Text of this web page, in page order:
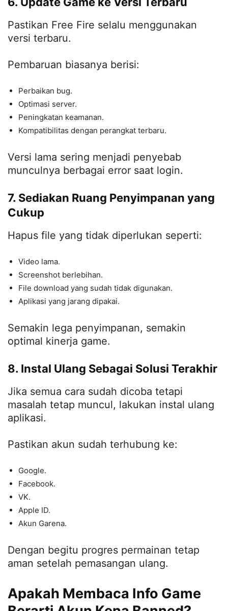
Pastikan Free Fire selalu menggunakan
versi terbaru.
Pembaruan biasanya berisi:
Perbaikan bug.
Optimasi server.
Peningkatan keamanan.
Kompatibilitas dengan perangkat terbaru.
Versi lama sering menjadi penyebab
munculnya berbagai error saat login.
7. Sediakan Ruang Penyimpanan yang
Cukup
Hapus file yang tidak diperlukan seperti:
Video lama.
Screenshot berlebihan.
File download yang sudah tidak digunakan.
Aplikasi yang jarang dipakai.
Semakin lega penyimpanan, semakin
optimal kinerja game.
8. Instal Ulang Sebagai Solusi Terakhir
Jika semua cara sudah dicoba tetapi
masalah tetap muncul, lakukan instal ulang
aplikasi.
Pastikan akun sudah terhubung ke:
Google.
Facebook.
VK.
Apple ID.
Akun Garena.
Dengan begitu progres permainan tetap
aman setelah pemasangan ulang.
Apakah Membaca Info Game